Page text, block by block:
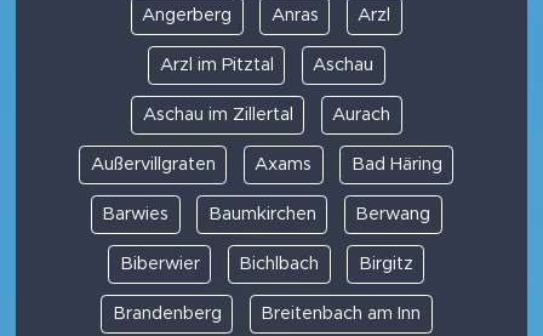
Angerberg Anras Arzl
Arzl im Pitztal Aschau
Aschau im Zillertal Aurach
Außervillgraten Axams Bad Häring
Barwies Baumkirchen Berwang
Biberwier Bichlbach Birgitz
Brandenberg Breitenbach am Inn